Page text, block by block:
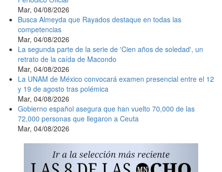
Mar, 04/08/2026
Busca Almeyda que Rayados destaque en todas las
competencias
Mar, 04/08/2026
La segunda parte de la serie de 'Cien años de soledad', un
retrato de la caída de Macondo
Mar, 04/08/2026
La UNAM de México convocará examen presencial entre el 12
y 19 de agosto tras polémica
Mar, 04/08/2026
Gobierno español asegura que han vuelto 70,000 de las
72,000 personas que llegaron a Ceuta
Mar, 04/08/2026